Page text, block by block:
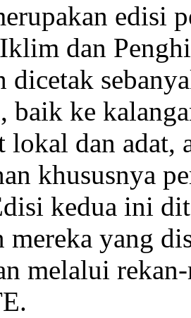
edisi
dan
dicetak
baik ke
lokal dan adat,
khususnya
kedua ini
mereka yang
melalui